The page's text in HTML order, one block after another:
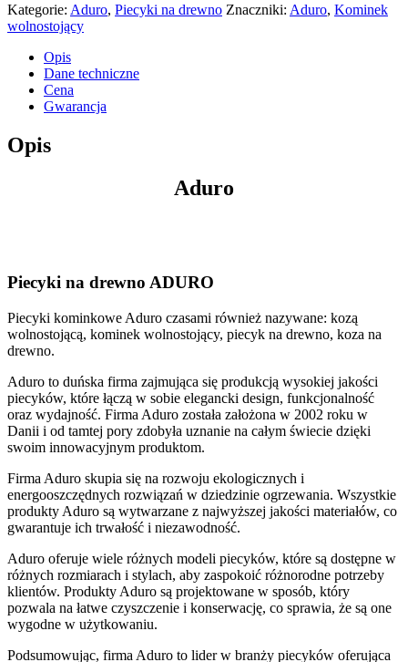
Kategorie: Aduro, Piecyki na drewno Znaczniki: Aduro, Kominek
wolnostojący
Opis
Dane techniczne
Cena
Gwarancja
Opis
Aduro
Piecyki na drewno ADURO
Piecyki kominkowe Aduro czasami również nazywane: kozą
wolnostojącą, kominek wolnostojący, piecyk na drewno, koza na
drewno.
Aduro to duńska firma zajmująca się produkcją wysokiej jakości
piecyków, które łączą w sobie elegancki design, funkcjonalność
oraz wydajność. Firma Aduro została założona w 2002 roku w
Danii i od tamtej pory zdobyła uznanie na całym świecie dzięki
swoim innowacyjnym produktom.
Firma Aduro skupia się na rozwoju ekologicznych i
energooszczędnych rozwiązań w dziedzinie ogrzewania. Wszystkie
produkty Aduro są wytwarzane z najwyższej jakości materiałów, co
gwarantuje ich trwałość i niezawodność.
Aduro oferuje wiele różnych modeli piecyków, które są dostępne w
różnych rozmiarach i stylach, aby zaspokoić różnorodne potrzeby
klientów. Produkty Aduro są projektowane w sposób, który
pozwala na łatwe czyszczenie i konserwację, co sprawia, że są one
wygodne w użytkowaniu.
Podsumowując, firma Aduro to lider w branży piecyków oferująca